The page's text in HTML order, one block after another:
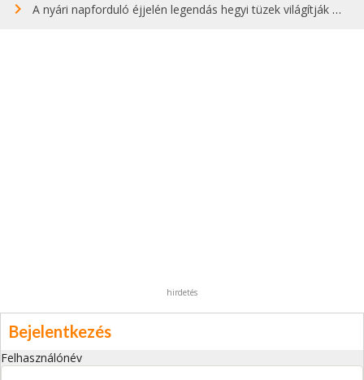
A nyári napforduló éjjelén legendás hegyi tüzek világítják meg Zugspitzét
hirdetés
Bejelentkezés
Felhasználónév